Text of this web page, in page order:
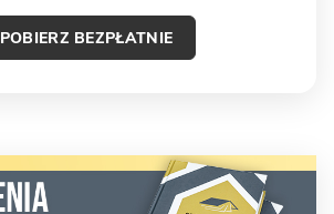
POBIERZ BEZPŁATNIE